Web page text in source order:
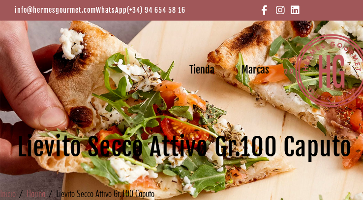
info@hermesgourmet.comWhatsApp(+34) 94 654 58 16
Tienda Marcas
Lievito Secco Attivo Gr.100 Caputo
Inicio / Harina/ Lievito Secco Attivo Gr.100 Caputo